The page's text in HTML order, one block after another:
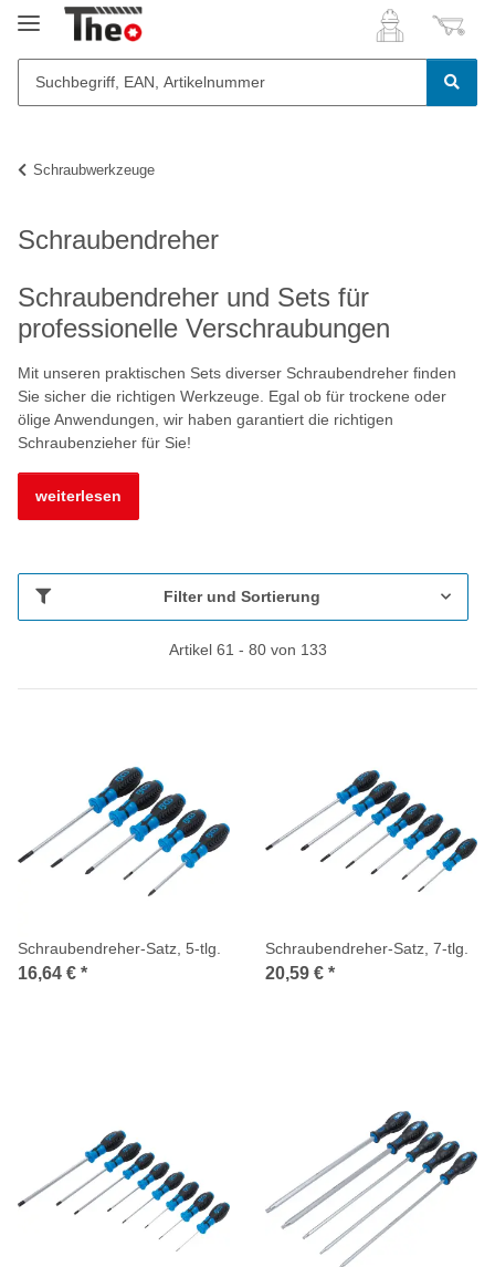
Schraubwerkzeuge
Schraubendreher
Schraubendreher und Sets für
professionelle Verschraubungen
Mit unseren praktischen Sets diverser Schraubendreher finden
Sie sicher die richtigen Werkzeuge. Egal ob für trockene oder
ölige Anwendungen, wir haben garantiert die richtigen
Schraubenzieher für Sie!
weiterlesen
Filter und Sortierung
Artikel 61 - 80 von 133
Schraubendreher-Satz, 5-tlg.
16,64 € *
Schraubendreher-Satz, 7-tlg.
20,59 € *